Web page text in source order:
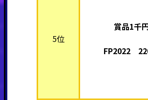
5位
賞品1千
FP2022